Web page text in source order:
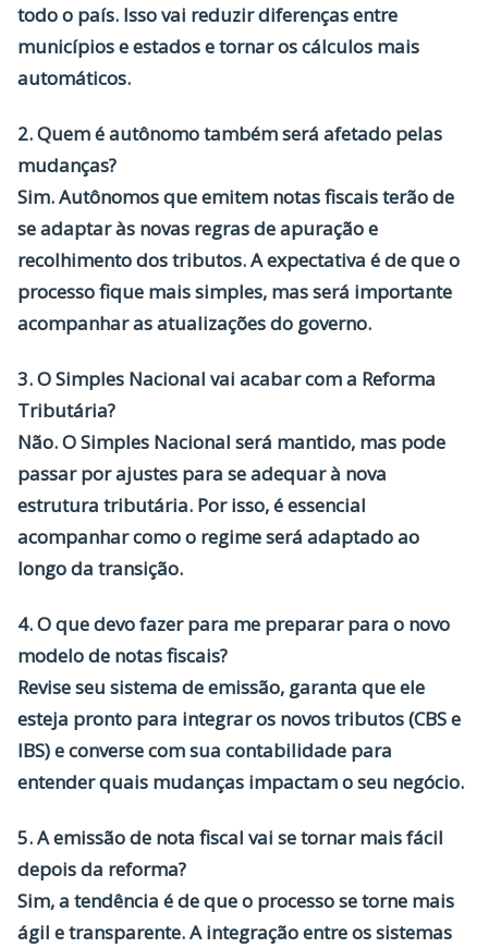
todo o país. Isso vai reduzir diferenças entre
municípios e estados e tornar os cálculos mais
automáticos.
2. Quem é autônomo também será afetado pelas
mudanças?
Sim. Autônomos que emitem notas fiscais terão de
se adaptar às novas regras de apuração e
recolhimento dos tributos. A expectativa é de que o
processo fique mais simples, mas será importante
acompanhar as atualizações do governo.
3. O Simples Nacional vai acabar com a Reforma
Tributária?
Não. O Simples Nacional será mantido, mas pode
passar por ajustes para se adequar à nova
estrutura tributária. Por isso, é essencial
acompanhar como o regime será adaptado ao
longo da transição.
4. O que devo fazer para me preparar para o novo
modelo de notas fiscais?
Revise seu sistema de emissão, garanta que ele
esteja pronto para integrar os novos tributos (CBS e
IBS) e converse com sua contabilidade para
entender quais mudanças impactam o seu negócio.
5. A emissão de nota fiscal vai se tornar mais fácil
depois da reforma?
Sim, a tendência é de que o processo se torne mais
ágil e transparente. A integração entre os sistemas